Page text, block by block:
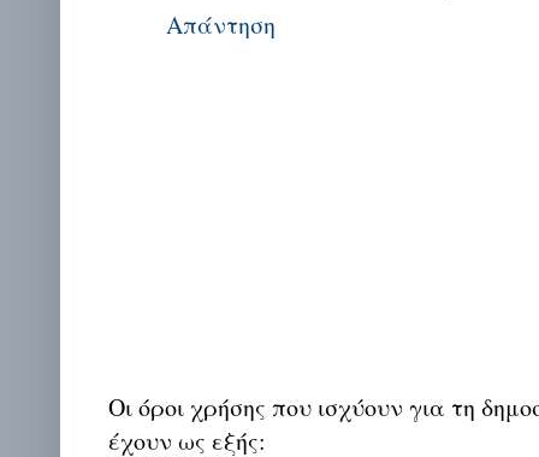
Απάντηση
Οι όροι χρήσης που ισχύουν για τη
έχουν ως εξής: